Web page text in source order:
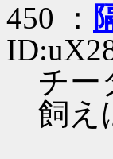
450 ：
チー
飼え